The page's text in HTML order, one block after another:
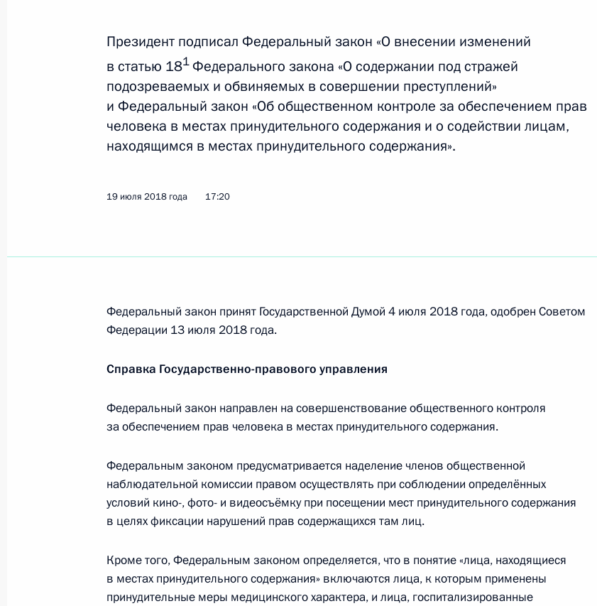
30 июля 2018 года, 11:00
Установлена административная ответственность за нарушение порядка
размещения информации в единой информационной системе жилищного
строительства
определяющие полномочия военной полиции
от уплаты госпошлины за выдачу документа, пришедшего в негодность
обязанности по уплате налогов
30 июля 2018 года, 10:40
Подписан закон внесении изменений в часть первую Налогового кодекса
30 июля 2018 года, 10:35
Президент подписал Федеральный закон «О внесении изменений
в статью 181 Федерального закона «О содержании под стражей
подозреваемых и обвиняемых в совершении преступлений»
и Федеральный закон «Об общественном контроле за обеспечением прав
человека в местах принудительного содержания и о содействии лицам,
находящимся в местах принудительного содержания».
19 июля 2018 года 17:20
Федеральный закон принят Государственной Думой 4 июля 2018 года, одобрен Советом
Федерации 13 июля 2018 года.
Справка Государственно-правового управления
Федеральный закон направлен на совершенствование общественного контроля
за обеспечением прав человека в местах принудительного содержания.
Федеральным законом предусматривается наделение членов общественной
наблюдательной комиссии правом осуществлять при соблюдении определённых
условий кино-, фото- и видеосъёмку при посещении мест принудительного содержания
в целях фиксации нарушений прав содержащихся там лиц.
Кроме того, Федеральным законом определяется, что в понятие «лица, находящиеся
в местах принудительного содержания» включаются лица, к которым применены
принудительные меры медицинского характера, и лица, госпитализированные